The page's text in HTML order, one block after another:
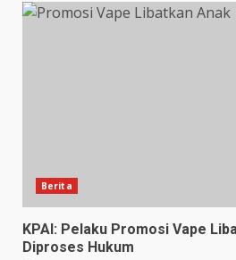
Berita
KPAI: Pelaku Promosi Vape
Diproses Hukum